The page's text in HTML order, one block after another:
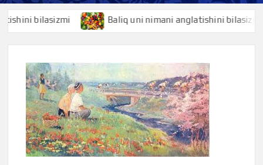
bilasizmi Baliq uni nimani anglatishini bilasizmi